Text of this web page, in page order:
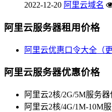
2022-12-20 阿里云域名
阿里云服务器租用价格
阿里云优惠口令大全（更
阿里云服务器优惠价格
阿里云2核/2G/5M服务
阿里云2核/4G/1M-10M